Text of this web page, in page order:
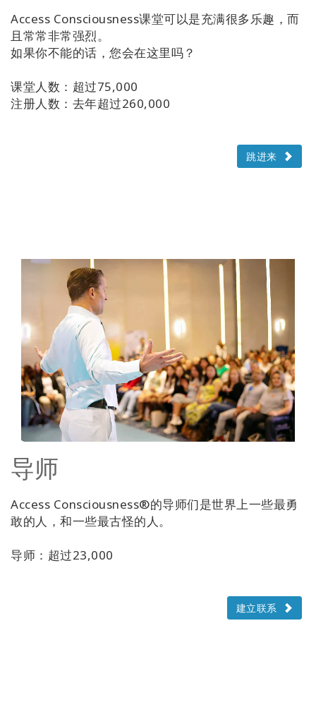
Access Consciousness课堂可以是充满很多乐趣，而
且常常非常强烈。
如果你不能的话，您会在这里吗？
课堂人数：超过75,000
注册人数：去年超过260,000
跳进来
导师
Access Consciousness®的导师们是世界上一些最勇
敢的人，和一些最古怪的人。
导师：超过23,000
建立联系